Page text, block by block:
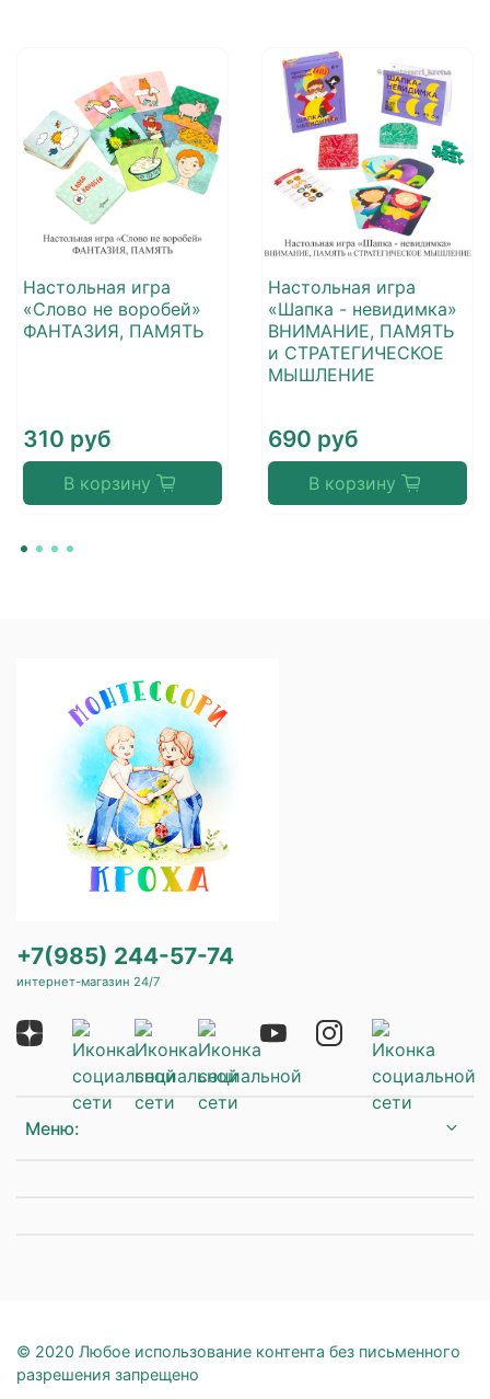
Настольная игра
«Слово не воробей»
ФАНТАЗИЯ, ПАМЯТЬ
310 руб
В корзину
Настольная игра
«Шапка - невидимка»
ВНИМАНИЕ, ПАМЯТЬ
и СТРАТЕГИЧЕСКОЕ
МЫШЛЕНИЕ
690 руб
В корзину
Меню:
+7(985) 244-57-74
интернет-магазин 24/7
© 2020 Любое использование контента без письменного
разрешения запрещено